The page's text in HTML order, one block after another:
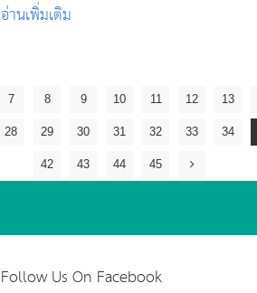
อ่านเพิ่มเติม
7 8 9 10 11 12 13
28 29 30 31 32 33 34
42 43 44 45
Follow Us On Facebook